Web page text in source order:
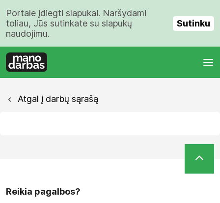
Portale įdiegti slapukai. Naršydami
toliau, Jūs sutinkate su slapukų
naudojimu.
Sutinku
Atgal į darbų sąrašą
Reikia pagalbos?